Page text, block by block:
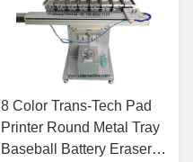
8 Color Trans-Tech Pad
Printer Round Metal Tray
Baseball Battery Eraser